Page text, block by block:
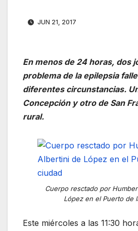
JUN 21, 2017
En menos de 24 horas, dos
problema de la epilepsia
diferentes circunstancias.
Concepción y otro de San
rural.
Cuerpo resctado por
López en el Puerto de
Este miércoles a las 11:30